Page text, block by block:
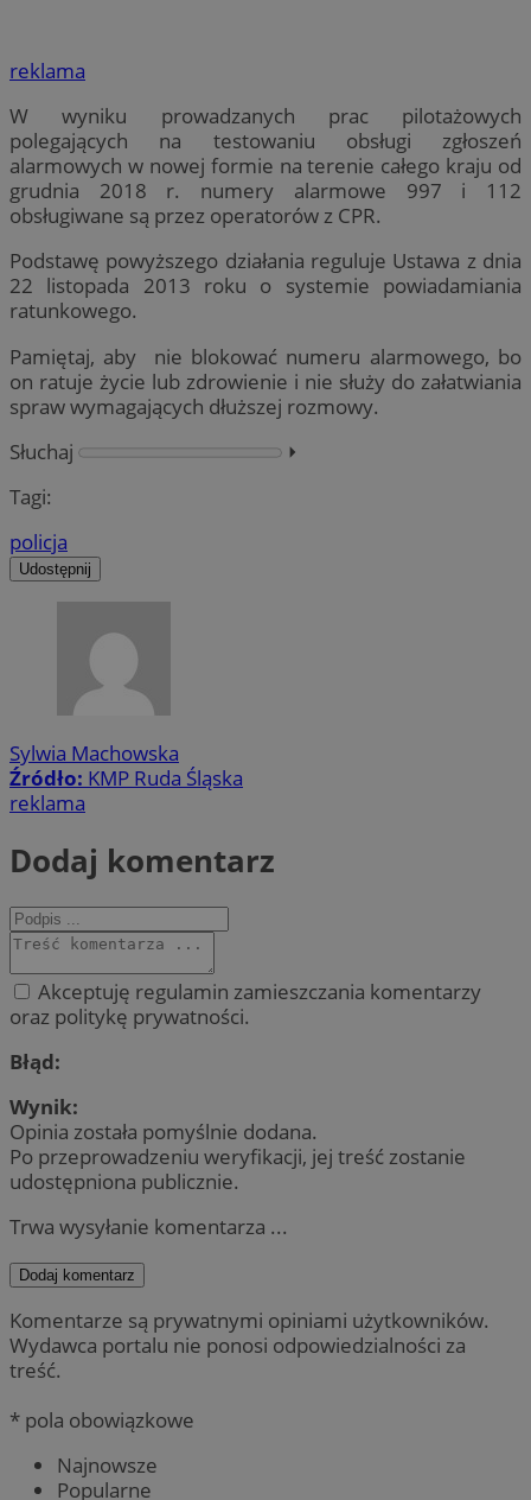
reklama
W wyniku prowadzanych prac pilotażowych
polegających na testowaniu obsługi zgłoszeń
alarmowych w nowej formie na terenie całego kraju od
grudnia 2018 r. numery alarmowe 997 i 112
obsługiwane są przez operatorów z CPR.
Podstawę powyższego działania reguluje Ustawa z dnia
22 listopada 2013 roku o systemie powiadamiania
ratunkowego.
Pamiętaj, aby nie blokować numeru alarmowego, bo
on ratuje życie lub zdrowienie i nie służy do załatwiania
spraw wymagających dłuższej rozmowy.
Słuchaj
⏵︎
Tagi:
policja
Udostępnij
Sylwia Machowska
Źródło: KMP Ruda Śląska
reklama
Dodaj komentarz
Akceptuję regulamin zamieszczania komentarzy
oraz politykę prywatności.
Błąd:
Wynik:
Opinia została pomyślnie dodana.
Po przeprowadzeniu weryfikacji, jej treść zostanie
udostępniona publicznie.
Trwa wysyłanie komentarza ...
Dodaj komentarz
Komentarze są prywatnymi opiniami użytkowników.
Wydawca portalu nie ponosi odpowiedzialności za
treść.
* pola obowiązkowe
Najnowsze
Popularne